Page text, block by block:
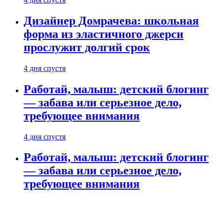
Дизайнер Домрачева: школьная
форма из эластичного джерси
прослужит долгий срок
4 дня спустя
Работай, малыш: детский блогинг
— забава или серьезное дело,
требующее внимания
4 дня спустя
Работай, малыш: детский блогинг
— забава или серьезное дело,
требующее внимания